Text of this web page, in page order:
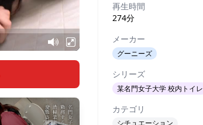
再生時間
274分
メーカー
グーニーズ
シリーズ
某名門女子大学 校内トイレ
カテゴリ
シチュエーション